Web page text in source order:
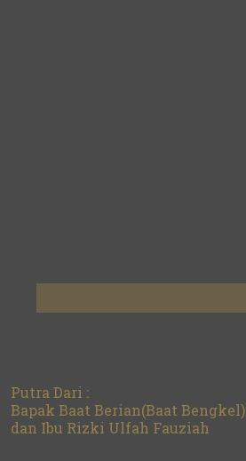
Putra Dari :
Bapak Baat Berian(Baat Bengkel)
dan Ibu Rizki Ulfah Fauziah